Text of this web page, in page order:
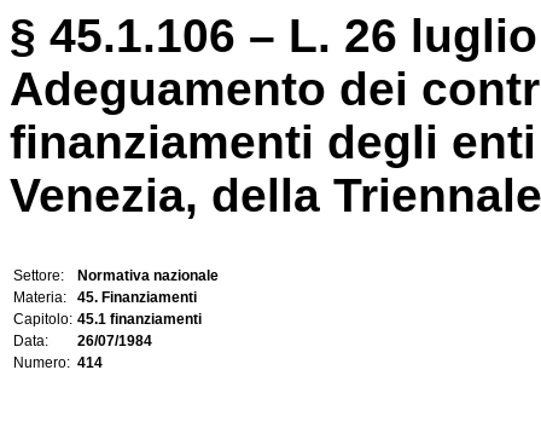
§ 45.1.106 – L. 26
Adeguamento dei
finanziamenti degli
Venezia, della
Settore:
Normativa nazionale
Materia:
45. Finanziamenti
Capitolo: 45.1 finanziamenti
Data:
26/07/1984
Numero: 414